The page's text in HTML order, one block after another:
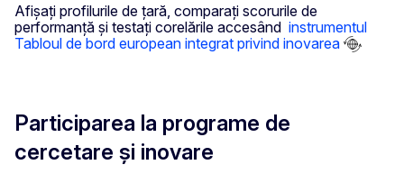
Afișați profilurile de țară, comparați scorurile de
performanță și testați corelările accesând instrumentul
Tabloul de bord european integrat privind inovarea
Participarea la programe de
cercetare și inovare